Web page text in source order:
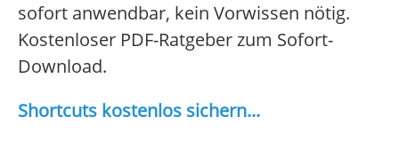
sofort anwendbar, kein Vorwissen nötig.
Kostenloser PDF-Ratgeber zum Sofort-
Download.
Shortcuts kostenlos sichern...